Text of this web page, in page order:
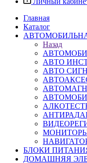
Главная
Каталог
Назад
АВТО
АВТО
БЛОКИ
ДОМАШНЯЯ